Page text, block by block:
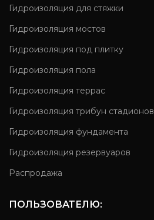
Гидроизоляция для стяжки
Гидроизоляция мостов
Гидроизоляция под плитку
Гидроизоляция пола
Гидроизоляция террас
Гидроизоляция трибун стадионов
Гидроизоляция фундамента
Гидроизоляция резервуаров
Распродажа
ПОЛЬЗОВАТЕЛЮ: